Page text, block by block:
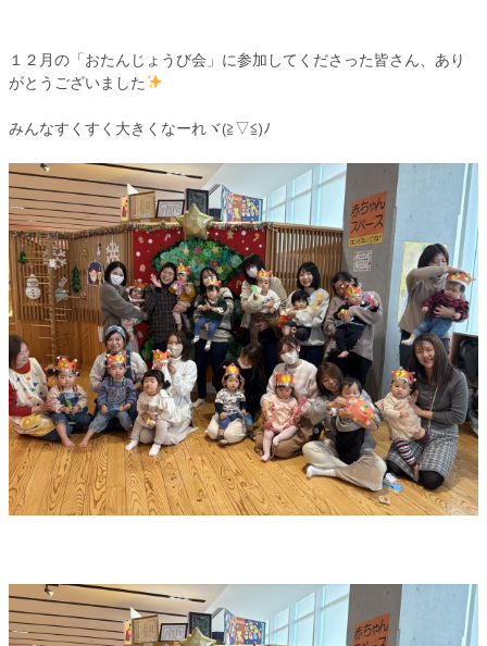
１２月の「おたんじょうび会」に参加してくださった皆さん、あり
がとうございました
みんなすくすく大きくなーれヾ(≧▽≦)ﾉ